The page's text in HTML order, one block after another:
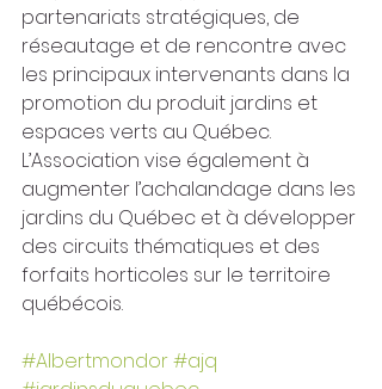
partenariats stratégiques, de
réseautage et de rencontre avec
les principaux intervenants dans la
promotion du produit jardins et
espaces verts au Québec.
L’Association vise également à
augmenter l’achalandage dans les
jardins du Québec et à développer
des circuits thématiques et des
forfaits horticoles sur le territoire
québécois.
#Albertmondor#ajq